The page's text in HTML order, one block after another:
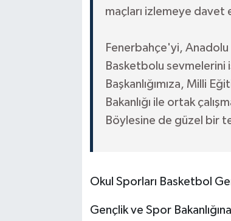
maçları izlemeye davet
Fenerbahçe'yi,
Basketbolu sevmelerini
Başkanlığımıza, Milli
Bakanlığı ile ortak
Böylesine de güzel bir
Okul Sporları Basketbol
Gençlik ve Spor